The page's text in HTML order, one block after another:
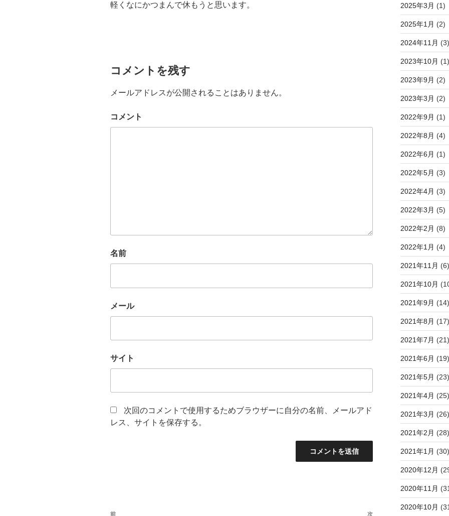
軽くなにかつまんで休もうと思います。
コメントを残す
メールアドレスが公開されることはありません。
コメント
名前
メール
サイト
次回のコメントで使用するためブラウザーに自分の名前、メールアド
レス、サイトを保存する。
投
前 次
2025年3月 (1)
2025年1月 (2)
2024年11月 (3)
2023年10月 (1)
2023年9月 (2)
2023年3月 (2)
2022年9月 (1)
2022年8月 (4)
2022年6月 (1)
2022年5月 (3)
2022年4月 (3)
2022年3月 (5)
2022年2月 (8)
2022年1月 (4)
2021年11月 (6)
2021年10月
2021年9月 (14)
2021年8月 (17)
2021年7月 (21)
2021年6月 (19)
2021年5月 (23)
2021年4月 (25)
2021年3月 (26)
2021年2月 (28)
2021年1月 (30)
2020年12月
2020年11月
2020年10月